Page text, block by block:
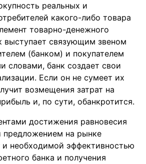
реальных и
какого-либо товара
товарно-денежного
выступает связующим звеном
(банком) и покупателем
словами, банк создает свои
Если он не сумеет их
возмещения затрат на
и, по сути, обанкротится.
достижения равновесия
на рынке
и необходимой эффективностью
банка и получения